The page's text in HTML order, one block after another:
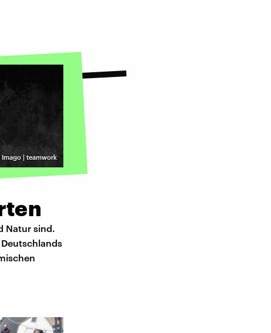
Imago | teamwork
Natur sind.